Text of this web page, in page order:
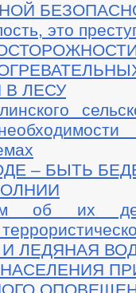
это
В ЛЕСУ
– БЫТЬ
об их
ЛЕДЯНАЯ